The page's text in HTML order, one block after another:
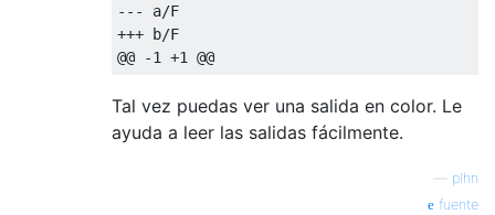
--- a/F
+++ b/F
Tal vez puedas ver una salida en color. Le
ayuda a leer las salidas fácilmente.
plhn
fuente